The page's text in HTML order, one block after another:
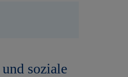
soziale